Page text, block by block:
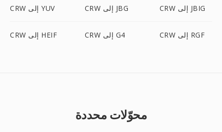
CRW إلى YUV CRW إلى JBG CRW إلى JBIG
CRW إلى HEIF CRW إلى G4 CRW إلى RGF
محوّلات محددة